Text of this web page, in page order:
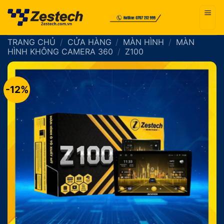
qua
dung
TRANG CHỦ / CỬA HÀNG / MÀN HÌNH / MÀN
HÌNH KHÔNG CAMERA 360 / Z100
-12%